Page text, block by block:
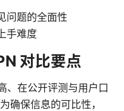
问题的全面性
手难度
对比要点
、在公开评测与用户口
确保信息的可比性，